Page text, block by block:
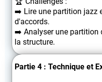
➡️ Lire une partition jazz
d'accords.
➡️ Analyser une partition
la structure.
Partie 4 : Technique et